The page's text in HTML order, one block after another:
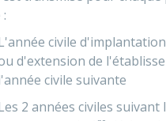
civile
d'extension de
civile suivante
2 années civiles suivant